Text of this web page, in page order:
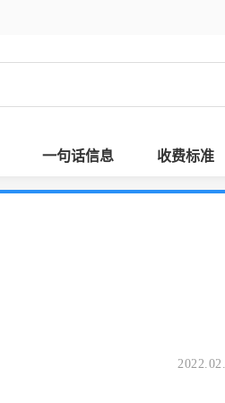
一句话信息 收费标准